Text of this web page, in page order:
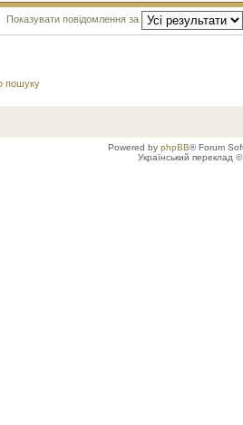
Показувати повідомлення за
пошуку
Powered by phpBB® Forum
Український переклад